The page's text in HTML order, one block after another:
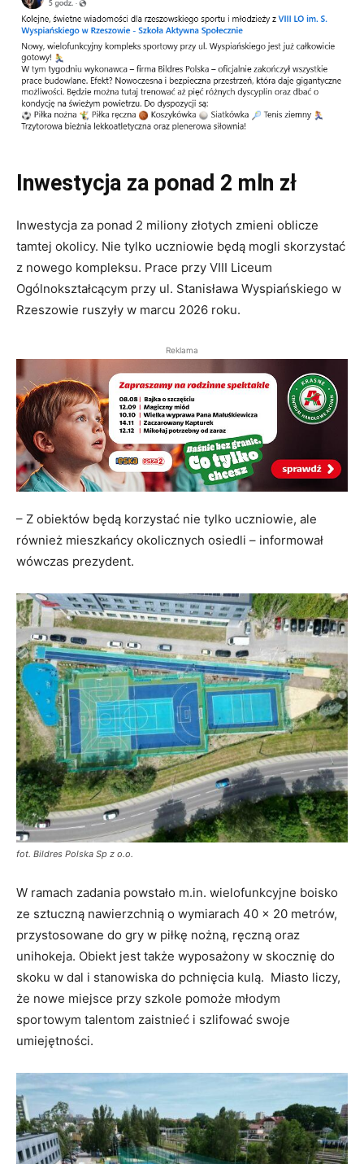
Inwestycja za ponad 2 mln zł
Inwestycja za ponad 2 miliony złotych zmieni oblicze
tamtej okolicy. Nie tylko uczniowie będą mogli skorzystać
z nowego kompleksu. Prace przy VIII Liceum
Ogólnokształcącym przy ul. Stanisława Wyspiańskiego w
Rzeszowie ruszyły w marcu 2026 roku.
Reklama
– Z obiektów będą korzystać nie tylko uczniowie, ale
również mieszkańcy okolicznych osiedli – informował
wówczas prezydent.
fot. Bildres Polska Sp z o.o.
W ramach zadania powstało m.in. wielofunkcyjne boisko
ze sztuczną nawierzchnią o wymiarach 40 × 20 metrów,
przystosowane do gry w piłkę nożną, ręczną oraz
unihokeja. Obiekt jest także wyposażony w skocznię do
skoku w dal i stanowiska do pchnięcia kulą. Miasto liczy,
że nowe miejsce przy szkole pomoże młodym
sportowym talentom zaistnieć i szlifować swoje
umiejętności.